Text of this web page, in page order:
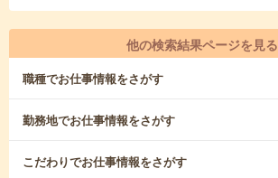
他の検索結果ページを見る
職種でお仕事情報をさがす
勤務地でお仕事情報をさがす
こだわりでお仕事情報をさがす